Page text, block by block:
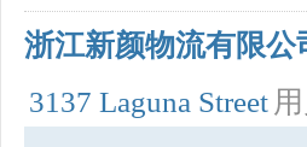
浙江新颜物流有限公
3137 Laguna Street